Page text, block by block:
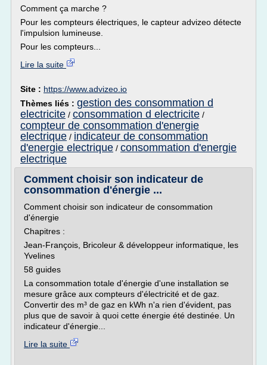
Comment ça marche ?
Pour les compteurs électriques, le capteur advizeo détecte
l'impulsion lumineuse.
Pour les compteurs...
Lire la suite
Site : https://www.advizeo.io
Thèmes liés : gestion des consommation d
electricite / consommation d electricite /
compteur de consommation d'energie
electrique / indicateur de consommation
d'energie electrique / consommation d'energie
electrique
Comment choisir son indicateur de
consommation d'énergie ...
Comment choisir son indicateur de consommation
d'énergie
Chapitres :
Jean-François, Bricoleur & développeur informatique, les
Yvelines
58 guides
La consommation totale d'énergie d'une installation se
mesure grâce aux compteurs d'électricité et de gaz.
Convertir des m³ de gaz en kWh n'a rien d'évident, pas
plus que de savoir à quoi cette énergie été destinée. Un
indicateur d'énergie...
Lire la suite